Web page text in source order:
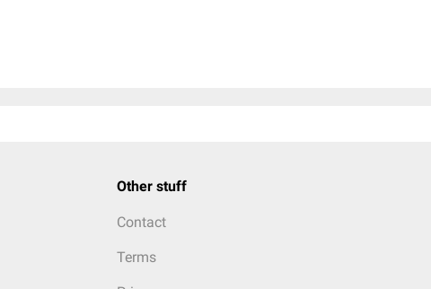
Other stuff
Contact
Terms